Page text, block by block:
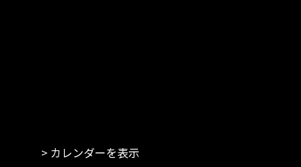
カレンダーを表示